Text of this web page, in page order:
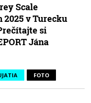
Scale
v Turecku
si
Jána
FOTO